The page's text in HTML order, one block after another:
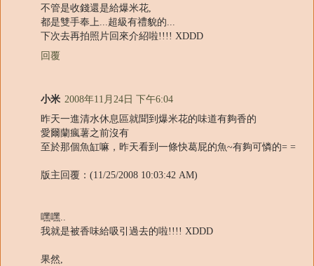
不管是收錢還是給爆米花,
都是雙手奉上...超級有禮貌的...
下次去再拍照片回來介紹啦!!!! XDDD
回覆
小米 2008年11月24日 下午6:04
昨天一進清水休息區就聞到爆米花的味道有夠香的
愛爾蘭瘋薯之前沒有
至於那個魚缸嘛，昨天看到一條快葛屁的魚~有夠可憐的= =
版主回覆：(11/25/2008 10:03:42 AM)
嘿嘿..
我就是被香味給吸引過去的啦!!!! XDDD
果然,